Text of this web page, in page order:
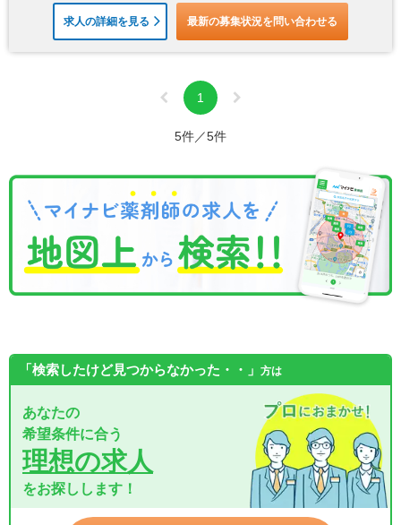
求人の詳細を見る 最新の募集状況を問い合わせる
1
5件／5件
「検索したけど見つからなかった・・」 方は
あなたの
希望条件に合う
理想の求人
をお探しします！